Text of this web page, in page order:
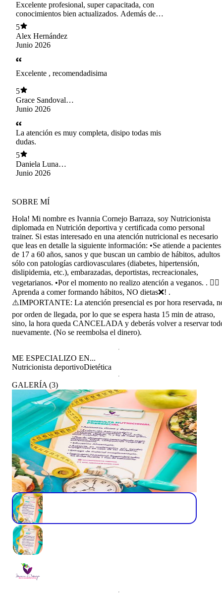
Excelente profesional, super capacitada, con
conocimientos bien actualizados. Además de
Nutricionista es deportista, por tanto habla desde
la experiencia. 100% recomendada
5
Alex Hernández
Junio 2026
Excelente , recomendadisima
5
Grace Sandoval
Guiñez
Junio 2026
La atención es muy completa, disipo todas mis
dudas.
5
Daniela Luna
Alcayaga
Junio 2026
SOBRE MÍ
Hola! Mi nombre es Ivannia Cornejo Barraza, soy Nutricionista
diplomada en Nutrición deportiva y certificada como personal
trainer. Si estas interesado en una atención nutricional es necesario
que leas en detalle la siguiente información: •Se atiende a pacientes
de 17 a 60 años, sanos y que buscan un cambio de hábitos, adultos
sólo con patologías cardiovasculares (diabetes, hipertensión,
dislipidemia, etc.), embarazadas, deportistas, recreacionales,
vegetarianos. •Por el momento no realizo atención a veganos. . 👉🏼
Aprenda a comer formando hábitos, NO dietas❌! .
⚠️IMPORTANTE: La atención presencial es por hora reservada,
por orden de llegada, por lo que se espera hasta 15 min de atraso,
sino, la hora queda CANCELADA y deberás volver a reservar
nuevamente. (No se reembolsa el dinero).
ME ESPECIALIZO EN...
Nutricionista deportivoDietética
GALERÍA (3)